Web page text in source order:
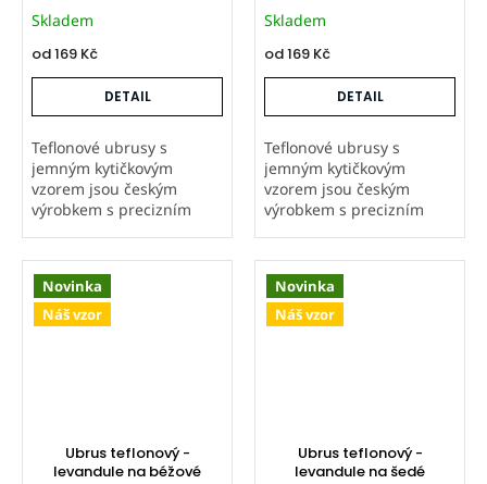
Skladem
od169 Kč
DETAIL
Teflonové ubrusy s
jemným kytičkovým
vzorem jsou českým
výrobkem s precizním
v naší firmě, což zaručuje
vysokou kvalitu. Teflonová
úprava odpuzuje...
Skladem
od169 Kč
DETAIL
Teflonové ubrusy s
jemným kytičkovým
vzorem jsou českým
výrobkem s precizním
v naší firmě, což zaručuje
vysokou kvalitu. Teflonová
úprava odpuzuje...
Novinka
Náš vzor
Ubrus teflonový -
levandule na béžové
Novinka
Náš vzor
Ubrus teflonový -
levandule na šedé